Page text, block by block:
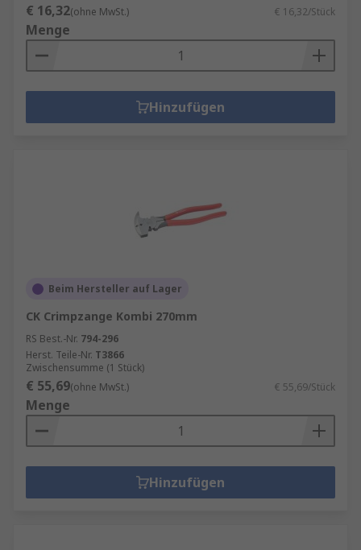
€ 16,32(ohne MwSt.) € 16,32/Stück
Menge
Hinzufügen
Beim Hersteller auf Lager
CK Crimpzange Kombi 270mm
RS Best.-Nr. 794-296
Herst. Teile-Nr. T3866
Zwischensumme (1 Stück)
€ 55,69(ohne MwSt.) € 55,69/Stück
Menge
Hinzufügen